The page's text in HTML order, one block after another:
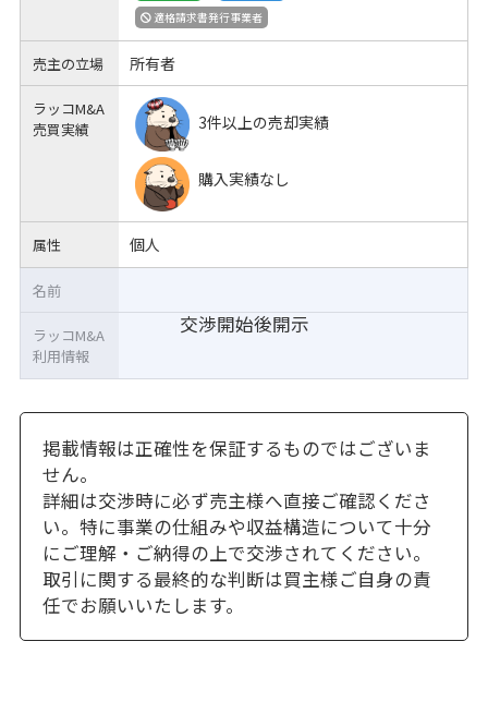
適格請求書発行事業者
売主の立場 所有者
ラッコM&A
売買実績
3件以上の売却実績
購入実績なし
属性 個人
交渉開始後開示
名前
ラッコM&A
利用情報
掲載情報は正確性を保証するものではございま
せん。
詳細は交渉時に必ず売主様へ直接ご確認くださ
い。特に事業の仕組みや収益構造について十分
にご理解・ご納得の上で交渉されてください。
取引に関する最終的な判断は買主様ご自身の責
任でお願いいたします。